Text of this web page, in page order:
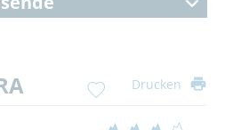
Drucken